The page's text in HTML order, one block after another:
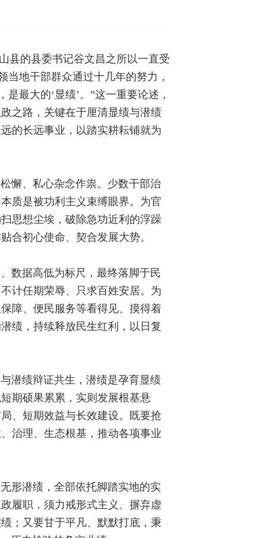
县的县委书记谷文昌之所以一直受
当地干部群众通过十几年的努力，
最大的‘显绩’。”这一重要论述，
之路，关键在于厘清显绩与潜绩
的长远事业，以踏实耕耘铺就为
懈、私心杂念作祟。少数干部治
质是被功利主义束缚眼界。为官
思想尘埃，破除急功近利的浮躁
合初心使命、契合发展大势。
数据高低为标尺，最终落脚于民
计任期荣辱、只求百姓安居。为
障、便民服务等看得见、摸得着
绩，持续释放民生红利，以日复
潜绩辩证共生，潜绩是孕育显绩
期硕果累累，实则发展根基悬
、短期效益与长效建设。既要抢
治理、生态根基，推动各项事业
形潜绩，全部依托脚踏实地的实
履职，须力戒形式主义、摒弃虚
；又要甘于平凡、默默打底，秉